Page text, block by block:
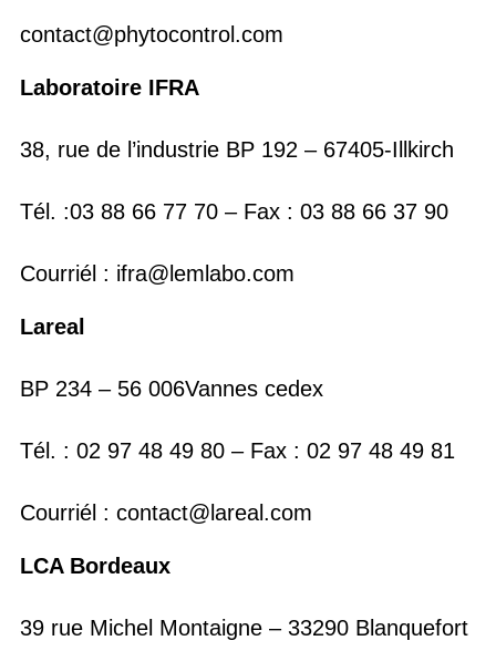
contact@phytocontrol.com
Laboratoire IFRA
38, rue de l’industrie BP 192 – 67405-Illkirch
Tél. :03 88 66 77 70 – Fax : 03 88 66 37 90
Courriél : ifra@lemlabo.com
Lareal
BP 234 – 56 006Vannes cedex
Tél. : 02 97 48 49 80 – Fax : 02 97 48 49 81
Courriél : contact@lareal.com
LCA Bordeaux
39 rue Michel Montaigne – 33290 Blanquefort